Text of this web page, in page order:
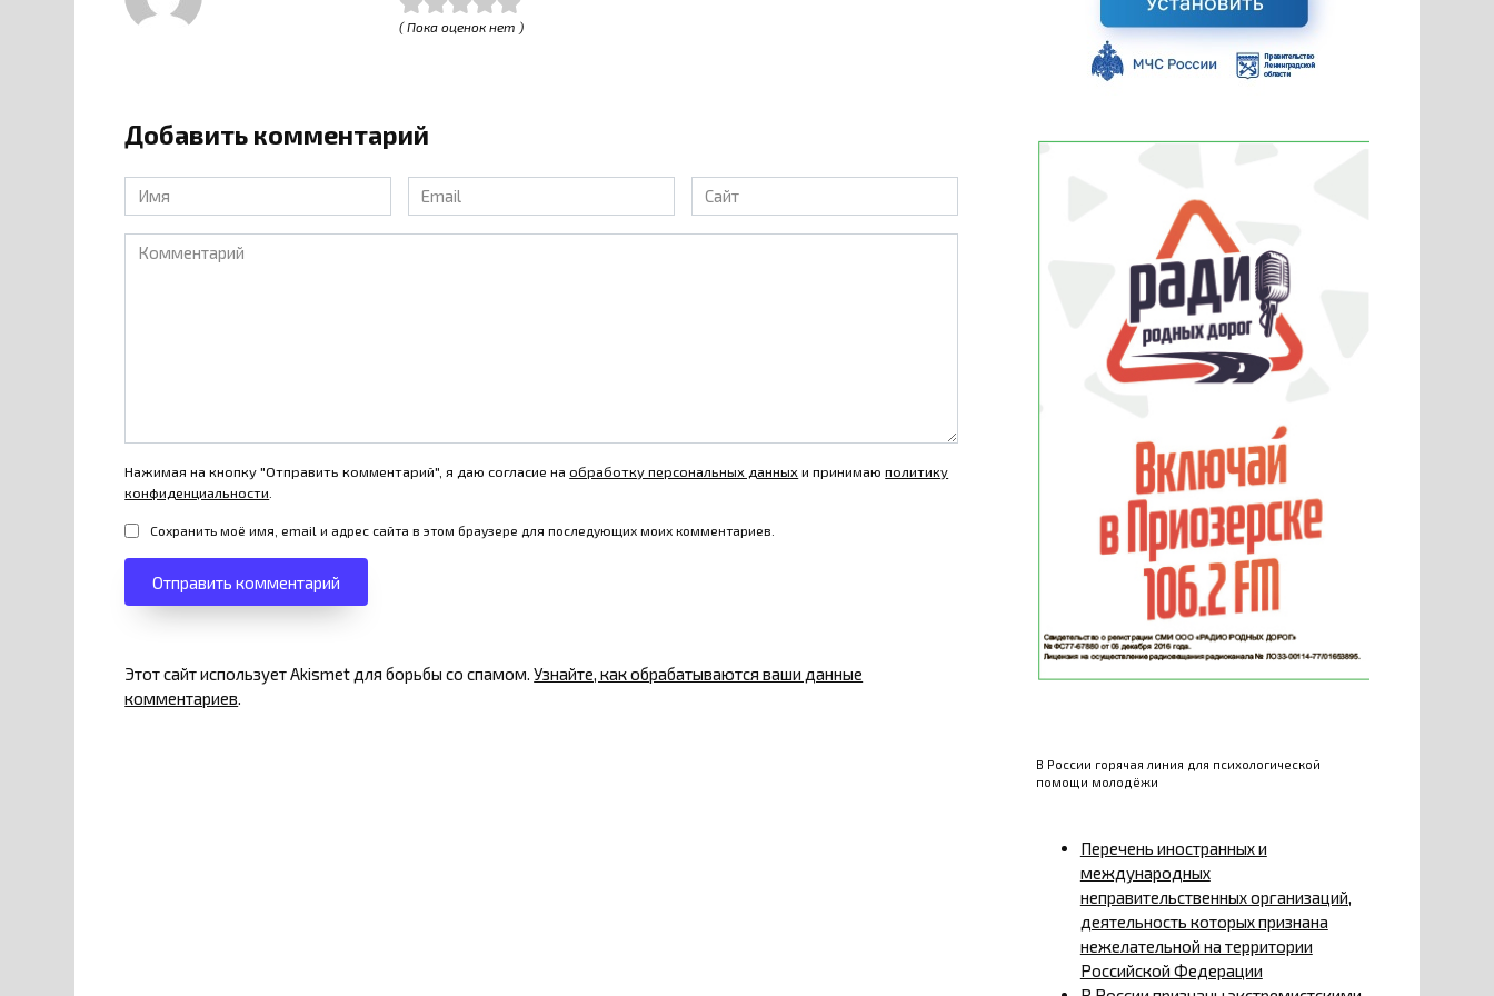
( Пока оценок нет )
Добавить комментарий
Имя
*
Email
*
Сайт
Комментарий
Нажимая на кнопку "Отправить комментарий", я даю согласие наобработку персональных данных и принимаюполитику
конфиденциальности
Сохранить моё имя, email и адрес сайта в этом браузере для последующих моих комментариев.
Этот сайт использует Akismet для борьбы со спамом.Узнайте, как обрабатываются ваши данные
комментариев.
В России горячая линия для психологической
помощи молодёжи
Перечень иностранных и
международных
неправительственных организаций,
деятельность которых признана
нежелательной на территории
Российской Федерации